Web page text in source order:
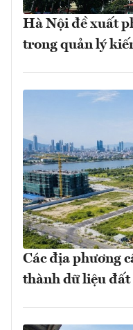
Hà Nội đề xuất
trong quản lý
Các địa phương
thành dữ liệu đất